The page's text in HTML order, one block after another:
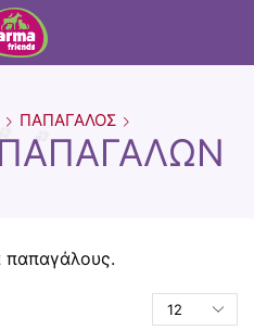
ΠΑΠΑΓΑΛΟΣ
παπαγάλους.